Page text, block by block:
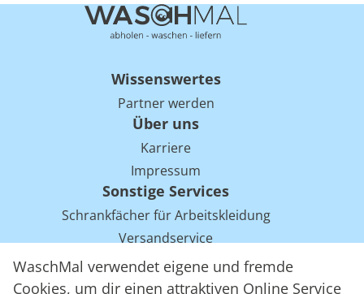
WaschMal verwendet eigene und fremde
Cookies, um dir einen attraktiven Online Service
Wissenswertes
Partner werden
Über uns
Karriere
Impressum
Sonstige Services
Schrankfächer für Arbeitskleidung
Versandservice
Einsparpotentiale für Mietwäsche bei Arbeitskleidung
Arbeitskleidung Tracking mit RFID